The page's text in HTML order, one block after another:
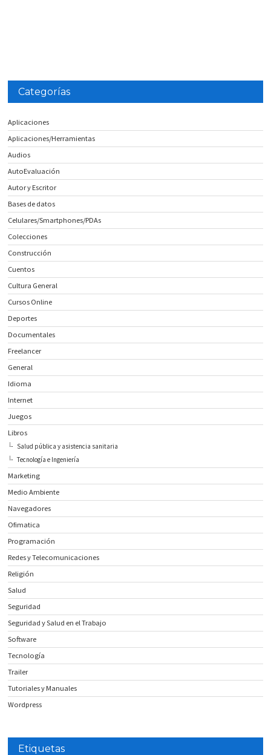
Categorías
Aplicaciones
Aplicaciones/Herramientas
Audios
AutoEvaluación
Autor y Escritor
Bases de datos
Celulares/Smartphones/PDAs
Colecciones
Construcción
Cuentos
Cultura General
Cursos Online
Deportes
Documentales
Freelancer
General
Idioma
Internet
Juegos
Libros
Salud pública y asistencia sanitaria
Tecnología e Ingeniería
Marketing
Medio Ambiente
Navegadores
Ofimatica
Programación
Redes y Telecomunicaciones
Religión
Salud
Seguridad
Seguridad y Salud en el Trabajo
Software
Tecnología
Trailer
Tutoriales y Manuales
Wordpress
Etiquetas